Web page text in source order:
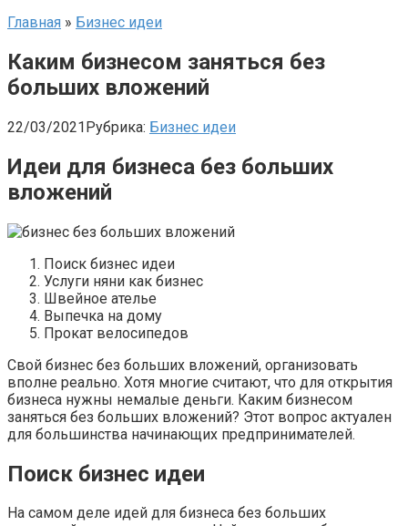
Главная » Бизнес идеи
Каким бизнесом заняться без
больших вложений
22/03/2021Рубрика: Бизнес идеи
Идеи для бизнеса без больших
вложений
Поиск бизнес идеи
Услуги няни как бизнес
Швейное ателье
Выпечка на дому
Прокат велосипедов
Свой бизнес без больших вложений, организовать
вполне реально. Хотя многие считают, что для открытия
бизнеса нужны немалые деньги. Каким бизнесом
заняться без больших вложений? Этот вопрос актуален
для большинства начинающих предпринимателей.
Поиск бизнес идеи
На самом деле идей для бизнеса без больших